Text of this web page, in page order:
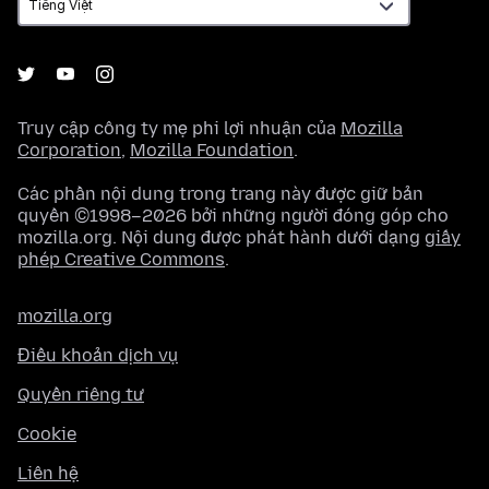
Truy cập công ty mẹ phi lợi nhuận của Mozilla
Corporation, Mozilla Foundation.
Các phần nội dung trong trang này được giữ bản
quyền ©1998–2026 bởi những người đóng góp cho
mozilla.org. Nội dung được phát hành dưới dạng giấy
phép Creative Commons.
mozilla.org
Điều khoản dịch vụ
Quyền riêng tư
Cookie
Liên hệ